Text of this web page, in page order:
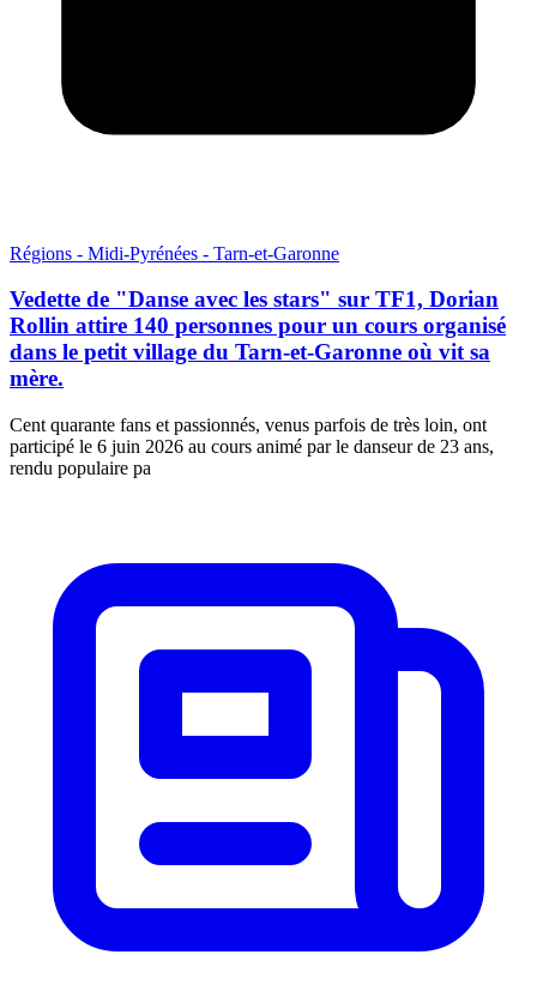
Régions - Midi-Pyrénées - Tarn-et-Garonne
Vedette de "Danse avec les stars" sur TF1, Dorian
Rollin attire 140 personnes pour un cours organisé
dans le petit village du Tarn-et-Garonne où vit sa
mère.
Cent quarante fans et passionnés, venus parfois de très loin, ont
participé le 6 juin 2026 au cours animé par le danseur de 23 ans,
rendu populaire pa